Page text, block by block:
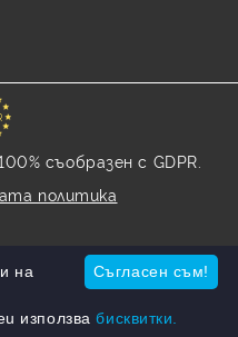
съобразен с GDPR.
политика
SELITON
Съгласен съм!
на
използвабисквитки.